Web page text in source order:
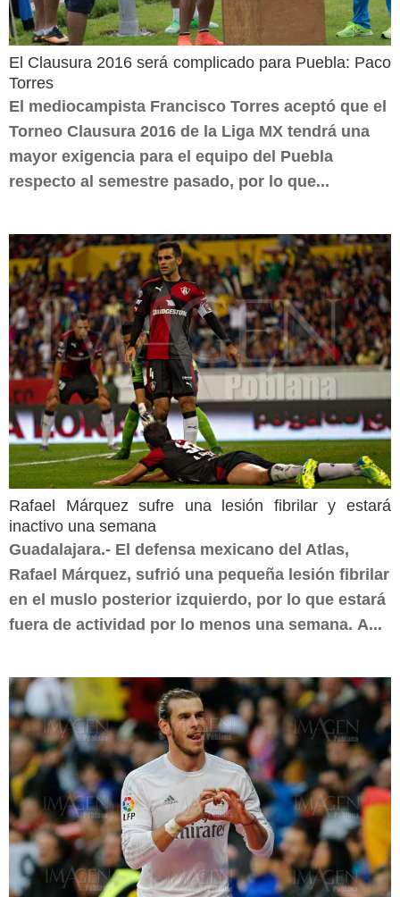
El Clausura 2016 será complicado para Puebla: Paco
Torres
El mediocampista Francisco Torres aceptó que el
Torneo Clausura 2016 de la Liga MX tendrá una
mayor exigencia para el equipo del Puebla
respecto al semestre pasado, por lo que...
Rafael Márquez sufre una lesión fibrilar y estará
inactivo una semana
Guadalajara.- El defensa mexicano del Atlas,
Rafael Márquez, sufrió una pequeña lesión fibrilar
en el muslo posterior izquierdo, por lo que estará
fuera de actividad por lo menos una semana. A...